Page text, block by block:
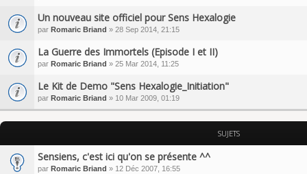
Un nouveau site officiel pour Sens Hexalogie
par Romaric Briand » 28 Sep 2014, 21:15
La Guerre des Immortels (Episode I et II)
par Romaric Briand » 25 Mar 2014, 11:25
Le Kit de Demo "Sens Hexalogie_Initiation"
par Romaric Briand » 10 Mar 2009, 01:19
SUJETS
Sensiens, c'est ici qu'on se présente ^^
par Romaric Briand » 12 Déc 2007, 16:55